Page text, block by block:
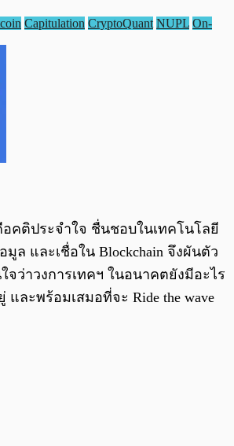
Capitulation CryptoQuant NUPL On-
อคติประจำใจ ชื่นชอบในเทคโนโลยี
ล และเชื่อใน Blockchain จึงผันตัว
จว่าวงการเทคฯ ในอนาคตยังมีอะไร
และพร้อมเสมอที่จะ Ride the wave